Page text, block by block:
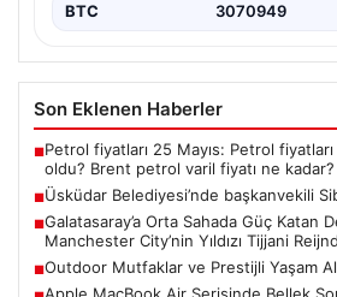
BTC 3070949
Son Eklenen Haberler
■Petrol fiyatları 25 Mayıs: Petrol
oldu? Brent petrol varil fiyatı ne kadar?
■Üsküdar Belediyesi’nde başkanvekili
■Galatasaray’a Orta Sahada Güç Katan
Manchester City’nin Yıldızı Tijjani
■Outdoor Mutfaklar ve Prestijli Yaşam